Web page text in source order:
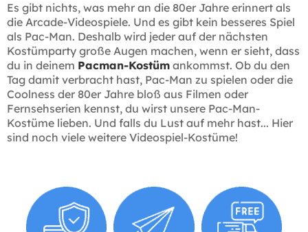
Es gibt nichts, was mehr an die 80er Jahre erinnert als
die Arcade-Videospiele. Und es gibt kein besseres Spiel
als Pac-Man. Deshalb wird jeder auf der nächsten
Kostümparty große Augen machen, wenn er sieht, dass
du in deinem Pacman-Kostüm ankommst. Ob du den
Tag damit verbracht hast, Pac-Man zu spielen oder die
Coolness der 80er Jahre bloß aus Filmen oder
Fernsehserien kennst, du wirst unsere Pac-Man-
Kostüme lieben. Und falls du Lust auf mehr hast... Hier
sind noch viele weitere Videospiel-Kostüme!